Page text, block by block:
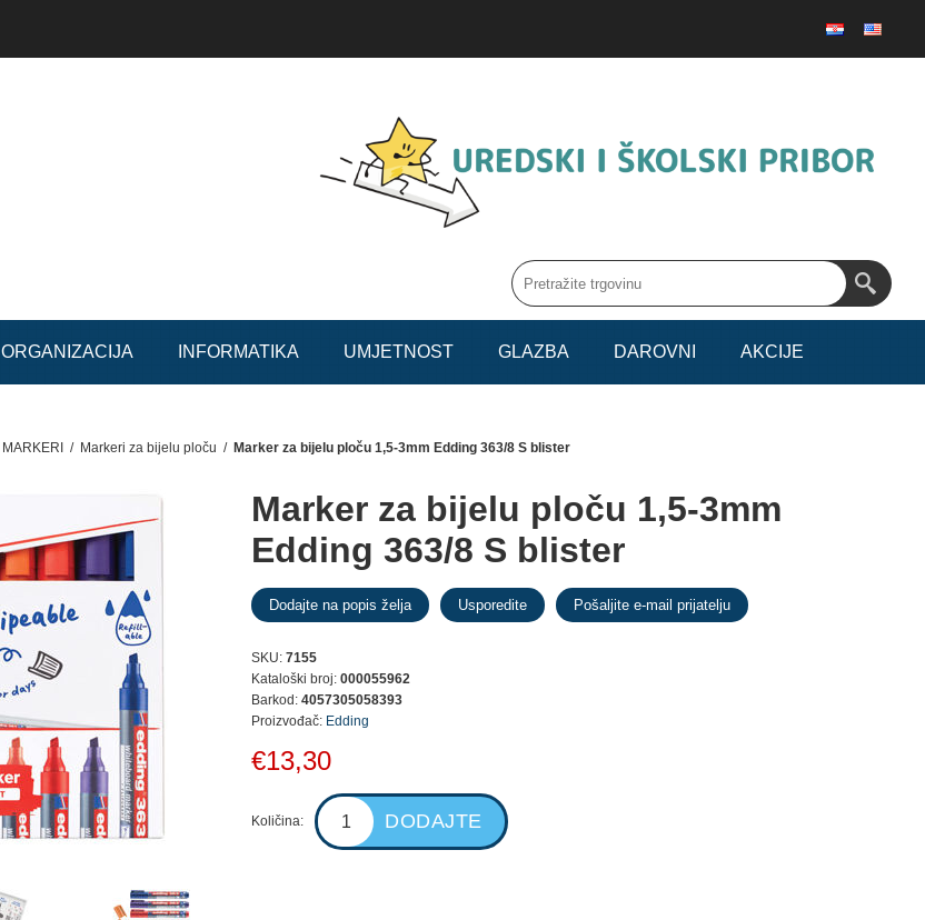
ORGANIZACIJA INFORMATIKA UMJETNOST GLAZBA DAROVNI AKCIJE
MARKERI / Markeri za bijelu ploču / Marker za bijelu ploču 1,5-3mm Edding 363/8 S blister
Marker za bijelu ploču 1,5-3mm
Edding 363/8 S blister
SKU: 7155
Kataloški broj: 000055962
Barkod: 4057305058393
Proizvođač: Edding
€13,30
Količina: